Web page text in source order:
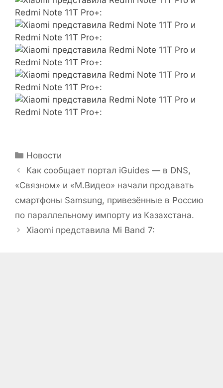
Рубрики
Новости
Как сообщает портал iGuides — в DNS,
«Связном» и «М.Видео» начали продавать
смартфоны Samsung, привезённые в Россию
по параллельному импорту из Казахстана.
Xiaomi представила Mi Band 7: